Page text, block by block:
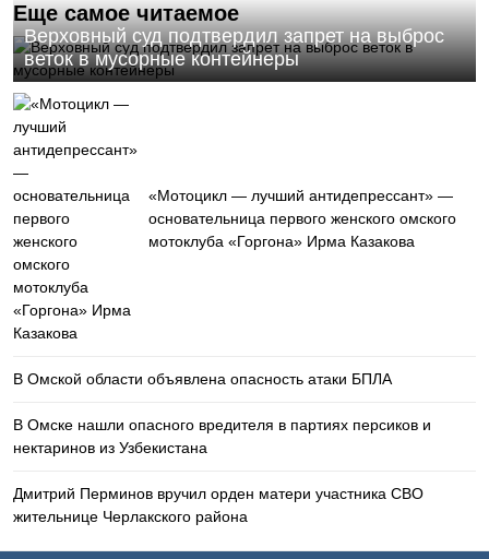
Еще самое читаемое
Верховный суд подтвердил запрет на выброс
веток в мусорные контейнеры
«Мотоцикл — лучший антидепрессант» —
основательница первого женского омского
мотоклуба «Горгона» Ирма Казакова
В Омской области объявлена опасность атаки БПЛА
В Омске нашли опасного вредителя в партиях персиков и
нектаринов из Узбекистана
Дмитрий Перминов вручил орден матери участника СВО
жительнице Черлакского района